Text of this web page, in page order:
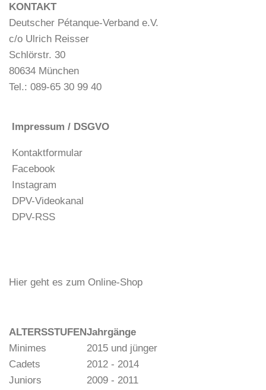
KONTAKT
Deutscher Pétanque-Verband e.V.
c/o Ulrich Reisser
Schlörstr. 30
80634 München
Tel.: 089-65 30 99 40
Impressum / DSGVO
Kontaktformular
Facebook
Instagram
DPV-Videokanal
DPV-RSS
Hier geht es zum Online-Shop
ALTERSSTUFENJahrgänge
Minimes
2015 und jünger
Cadets
2012 - 2014
Juniors
2009 - 2011